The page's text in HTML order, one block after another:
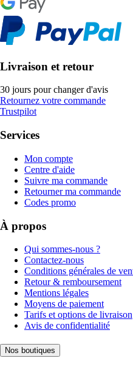
Livraison et retour
30 jours pour changer d'avis
Retournez votre commande
Trustpilot
Services
Mon compte
Centre d'aide
Suivre ma commande
Retourner ma commande
Codes promo
À propos
Qui sommes-nous ?
Contactez-nous
Conditions générales de
Retour & remboursement
Mentions légales
Moyens de paiement
Tarifs et options de livraison
Avis de confidentialité
Nos boutiques